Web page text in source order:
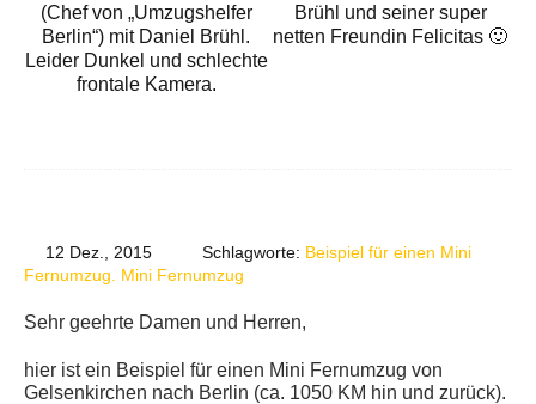
(Chef von „Umzugshelfer
Berlin“) mit Daniel Brühl.
Leider Dunkel und schlechte
frontale Kamera.
Brühl und seiner super
netten Freundin Felicitas 🙂
12 Dez., 2015 Schlagworte: Beispiel für einen Mini
Fernumzug. Mini Fernumzug
Sehr geehrte Damen und Herren,
hier ist ein Beispiel für einen Mini Fernumzug von
Gelsenkirchen nach Berlin (ca. 1050 KM hin und zurück).